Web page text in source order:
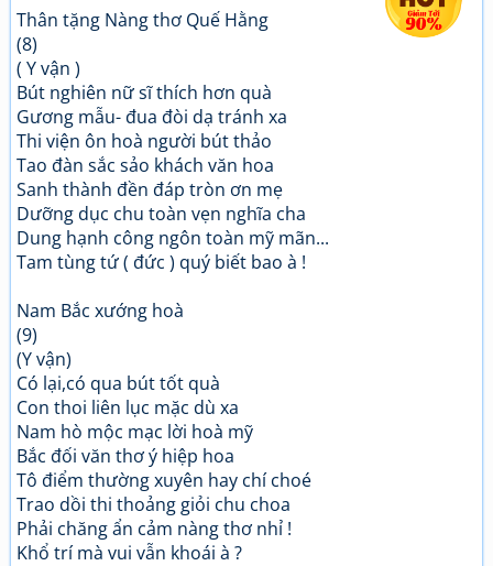
Thân tặng Nàng thơ Quế Hằng
(8)
( Y vận )
Bút nghiên nữ sĩ thích hơn quà
Gương mẫu- đua đòi dạ tránh xa
Thi viện ôn hoà người bút thảo
Tao đàn sắc sảo khách văn hoa
Sanh thành đền đáp tròn ơn mẹ
Dưỡng dục chu toàn vẹn nghĩa cha
Dung hạnh công ngôn toàn mỹ mãn...
Tam tùng tứ ( đức ) quý biết bao à !
Nam Bắc xướng hoà
(9)
(Y vận)
Có lại,có qua bút tốt quà
Con thoi liên lục mặc dù xa
Nam hò mộc mạc lời hoà mỹ
Bắc đối văn thơ ý hiệp hoa
Tô điểm thường xuyên hay chí choé
Trao dồi thi thoảng giỏi chu choa
Phải chăng ẩn cảm nàng thơ nhỉ !
Khổ trí mà vui vẫn khoái à ?